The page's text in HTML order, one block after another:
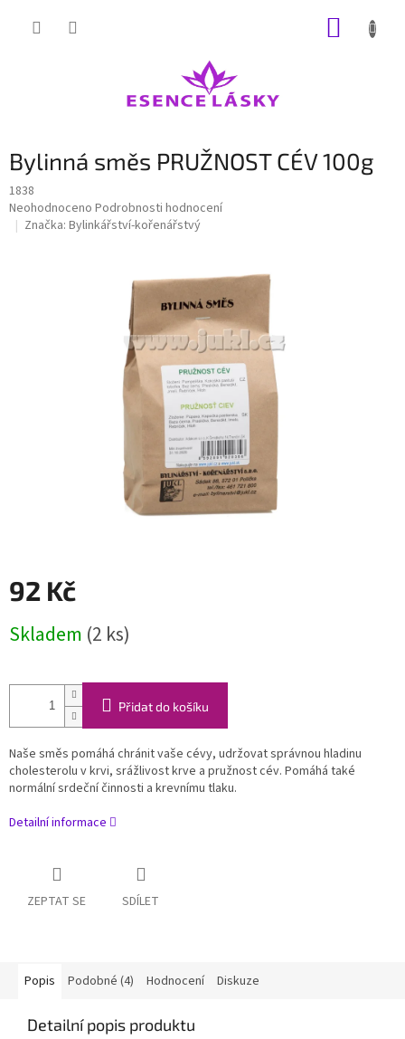
Bylinná směs PRUŽNOST CÉV 100g
1838
Průměrné
hodnocení
Neohodnoceno Podrobnosti hodnocení
Značka: Bylinkářství-kořenářstvý
92 Kč
cena:
Skladem (2 ks)
Přidat do košíku
Naše směs pomáhá chránit vaše cévy, udržovat správnou hladinu
cholesterolu v krvi, srážlivost krve a pružnost cév. Pomáhá také
normální srdeční činnosti a krevnímu tlaku.
Detailní informace
ZEPTAT SE SDÍLET
Popis Podobné (4) Hodnocení Diskuze
Detailní popis produktu